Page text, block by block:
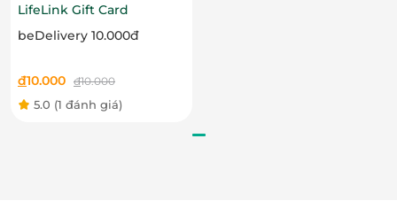
LifeLink Gift Card
beDelivery 10.000đ
đ10.000 đ10.000
5.0 (1 đánh giá)